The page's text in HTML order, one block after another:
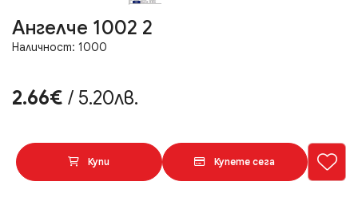
Ангелче 1002 2
Наличност: 1000
2.66€ / 5.20лв.
Купи Купете сега